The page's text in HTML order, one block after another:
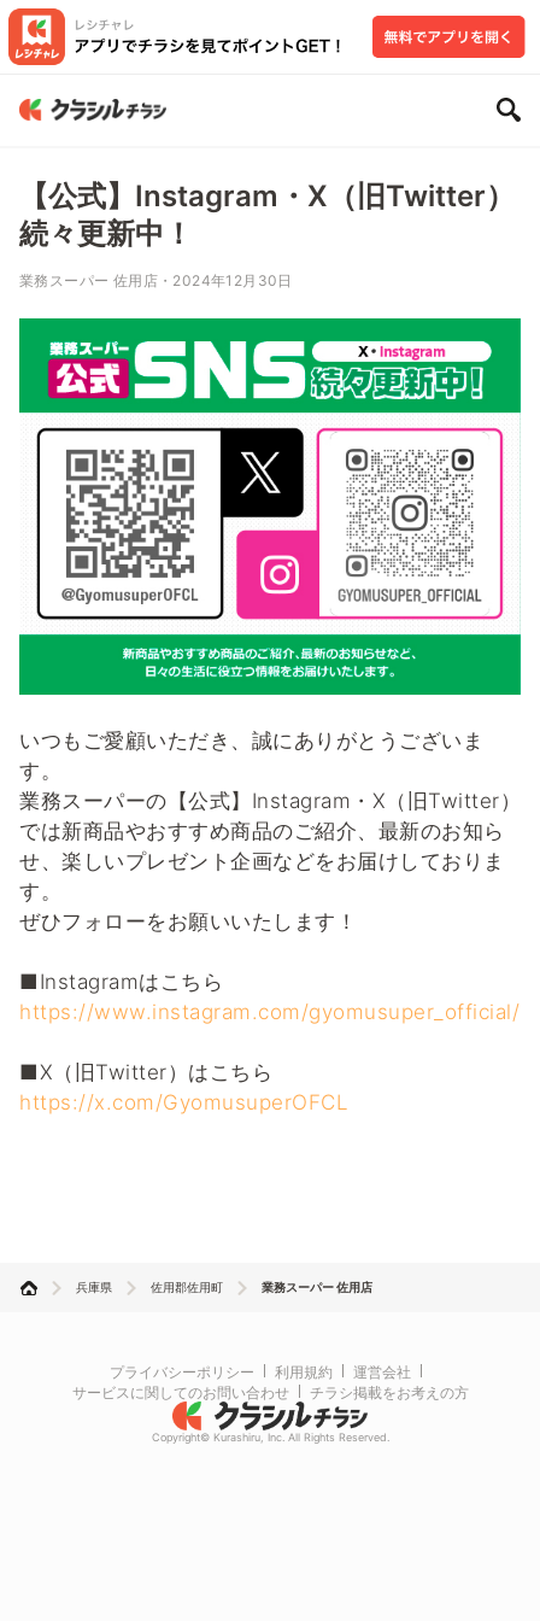
【公式】Instagram・X（旧Twitter）
続々更新中！
業務スーパー 佐用店・2024年12月30日
いつもご愛顧いただき、誠にありがとうございま
す。
業務スーパーの【公式】Instagram・X（旧Twitter）
では新商品やおすすめ商品のご紹介、最新のお知ら
せ、楽しいプレゼント企画などをお届けしておりま
す。
ぜひフォローをお願いいたします！
■Instagramはこちら
https://www.instagram.com/gyomusuper_official/
■X（旧Twitter）はこちら
https://x.com/GyomusuperOFCL
兵庫県 佐用郡佐用町 業務スーパー 佐用店
プライバシーポリシー 利用規約
運営会社
サービスに関してのお問い合わせ
チラシ掲載をお考えの方
Copyright© Kurashiru, Inc. All Rights Reserved.